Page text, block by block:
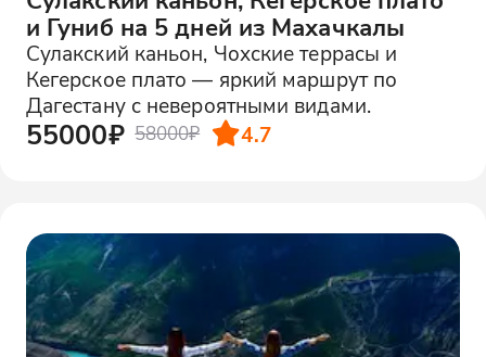
и Гуниб на 5 дней из Махачкалы
Сулакский каньон, Чохские террасы и
Кегерское плато — яркий маршрут по
Дагестану с невероятными видами.
55000₽ 58000₽ 4.7